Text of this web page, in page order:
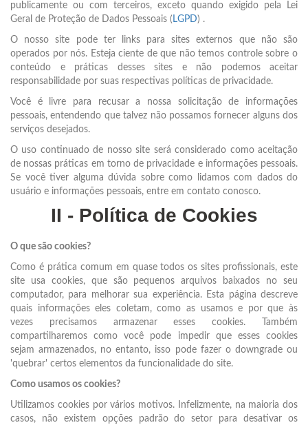
publicamente ou com terceiros, exceto quando exigido pela Lei
Geral de Proteção de Dados Pessoais ( LGPD) .
O nosso site pode ter links para sites externos que não são
operados por nós. Esteja ciente de que não temos controle sobre o
conteúdo e práticas desses sites e não podemos aceitar
responsabilidade por suas respectivas políticas de privacidade.
Você é livre para recusar a nossa solicitação de informações
pessoais, entendendo que talvez não possamos fornecer alguns dos
serviços desejados.
O uso continuado de nosso site será considerado como aceitação
de nossas práticas em torno de privacidade e informações pessoais.
Se você tiver alguma dúvida sobre como lidamos com dados do
usuário e informações pessoais, entre em contato conosco.
II - Política de Cookies
O que são cookies?
Como é prática comum em quase todos os sites profissionais, este
site usa cookies, que são pequenos arquivos baixados no seu
computador, para melhorar sua experiência. Esta página descreve
quais informações eles coletam, como as usamos e por que às
vezes precisamos armazenar esses cookies. Também
compartilharemos como você pode impedir que esses cookies
sejam armazenados, no entanto, isso pode fazer o downgrade ou
'quebrar' certos elementos da funcionalidade do site.
Como usamos os cookies?
Utilizamos cookies por vários motivos. Infelizmente, na maioria dos
casos, não existem opções padrão do setor para desativar os